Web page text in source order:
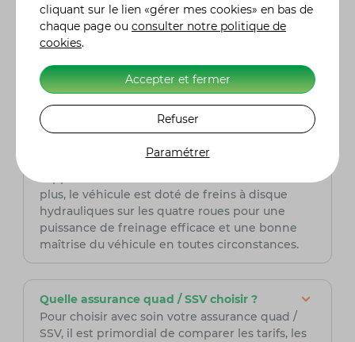
accidentés tout en offrant une excellente
stabilité et contrôle.
sécurité du Can-Am Maverick X3 ?
Le Can-Am Maverick X3 est conçu avec une
attention particulière à la sécurité. Il est équipé
de ceintures de sécurité 4 points, d'une cage
de sécurité en acier renforcé, et de sièges
baquets qui offrent une protection
plus, le véhicule est doté de freins à disque
hydrauliques sur les quatre roues pour une
puissance de freinage efficace et une bonne
maîtrise du véhicule en toutes circonstances.
Quelle assurance quad / SSV choisir ?
Pour choisir avec soin votre assurance quad /
SSV, il est primordial de comparer les tarifs, les
cliquant sur le lien «gérer mes cookies» en bas de
chaque page ou consulter notre politique de
cookies.
Accepter et fermer
Refuser
Paramétrer